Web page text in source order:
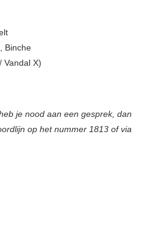
Binche
Vandal X)
je nood aan een gesprek, dan
op het nummer 1813 of via